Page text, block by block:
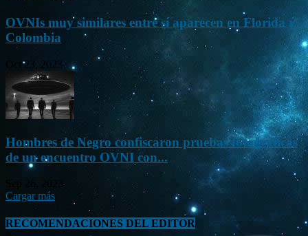
OVNIs muy similares entre sí aparecen en Florida y
Colombia
Oct 23, 2023
Hombres de Negro confiscaron pruebas fotográficas
de un encuentro OVNI con...
Sep 26, 2023
Cargar más
RECOMENDACIONES DEL EDITOR